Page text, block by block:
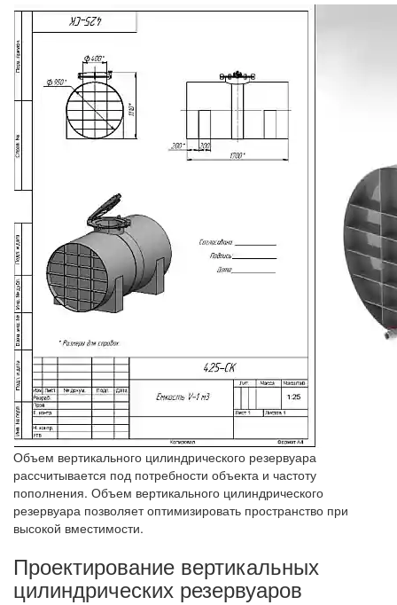
Объем вертикального цилиндрического резервуара
рассчитывается под потребности объекта и частоту
пополнения. Объем вертикального цилиндрического
резервуара позволяет оптимизировать пространство при
высокой вместимости.
Проектирование вертикальных
цилиндрических резервуаров